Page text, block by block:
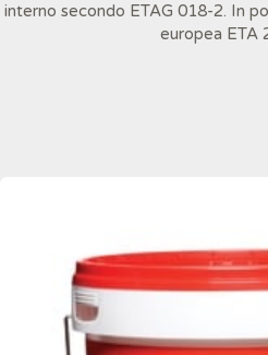
interno secondo ETAG 018-2. In
europea ETA